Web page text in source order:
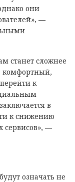
они
—
станет сложнее
комфортный,
к
в
к снижению
сервисов», —
означать не